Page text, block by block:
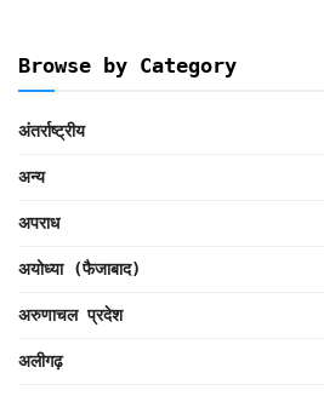
Browse by Category
अंतर्राष्ट्रीय
अन्य
अपराध
अयोध्या (फैजाबाद)
अरुणाचल प्रदेश
अलीगढ़